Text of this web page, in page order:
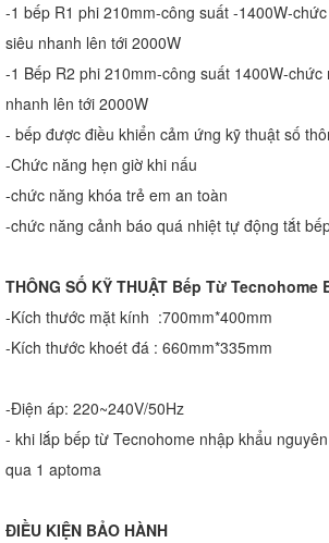
-1 bếp R1 phi 210mm-công suất -1400W-
siêu nhanh lên tới 2000W
-1 Bếp R2 phi 210mm-công suất 1400W-
nhanh lên tới 2000W
- bếp được điều khiển cảm ứng kỹ thuật số
-Chức năng hẹn giờ khi nấu
-chức năng khóa trẻ em an toàn
-chức năng cảnh báo quá nhiệt tự động tắt
THÔNG SỐ KỸ THUẬT Bếp Từ Tecnohome
-Kích thước mặt kính :700mm*400mm
-Kích thước khoét đá :
-Điện áp: 220~240V/50Hz
- khi lắp bếp từ Tecnohome nhập khẩu
qua 1 aptoma
ĐIỀU KIỆN BẢO HÀNH